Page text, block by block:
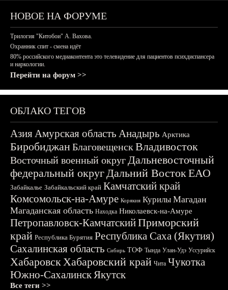
НОВОЕ НА ФОРУМЕ
Трилогия "Китобои" А. Вахова.
Охранник спит - смена идёт
80% российского медиаконтента это телевидение для пациентов психдиспансера
и наркологии.
Перейти на форум >>
ОБЛАКО ТЕГОВ
АзияАмурская область Анадырь Арктика
БиробиджанБлаговещенскВладивосток
Восточный военный округДальневосточный
федеральный округДальний ВостокЕАО
Забайкалье Забайкальский край Камчатский край
Комсомольск-на-Амуре Корякия Курилы Магадан
Магаданская область Находка Николаевск-на-Амуре
Петропавловск-КамчатскийПриморский
край Республика Бурятия Республика Саха (Якутия)
Сахалинская область Сибирь ТОФ Тында Улан-Удэ Уссурийск
ХабаровскХабаровский край Чита Чукотка
Южно-СахалинскЯкутск
Все теги >>